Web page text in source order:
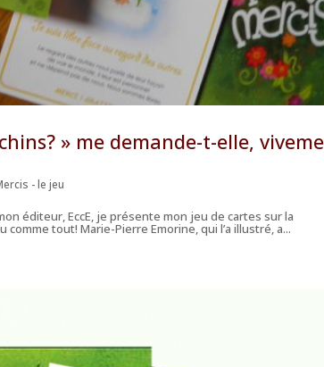
» me demande-t-elle,
- le jeu
éditeur, EccE, je présente mon jeu de cartes sur la
tout! Marie-Pierre Emorine, qui l’a illustré, a...